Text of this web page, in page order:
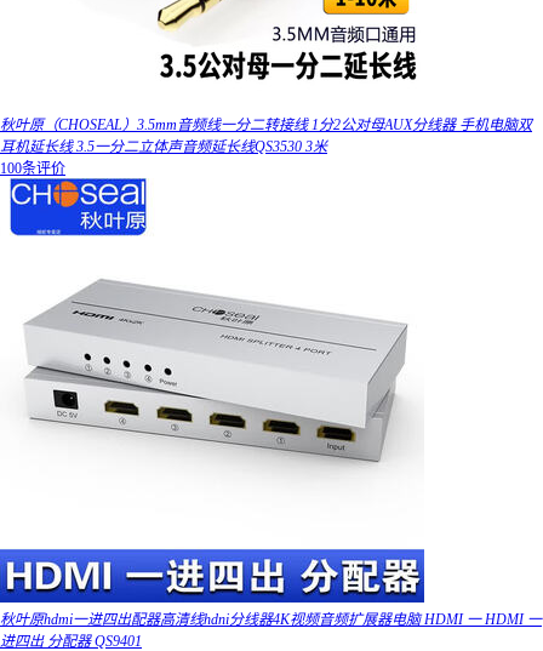
秋叶原（CHOSEAL）3.5mm音频线一分二转接线 1分2公对母AUX分线器 手机电脑双
耳机延长线 3.5一分二立体声音频延长线QS3530 3米
100条评价
秋叶原hdmi一进四出配器高清线hdni分线器4K视频音频扩展器电脑 HDMI 一 HDMI 一
进四出 分配器 QS9401